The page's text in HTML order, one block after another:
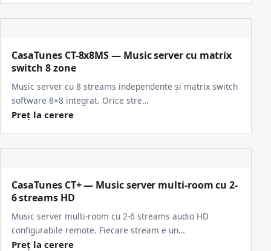
CasaTunes CT-8x8MS — Music server cu matrix
switch 8 zone
Music server cu 8 streams independente și matrix switch
software 8×8 integrat. Orice stre…
Preț la cerere
CasaTunes CT+ — Music server multi-room cu 2-
6 streams HD
Music server multi-room cu 2-6 streams audio HD
configurabile remote. Fiecare stream e un…
Preț la cerere